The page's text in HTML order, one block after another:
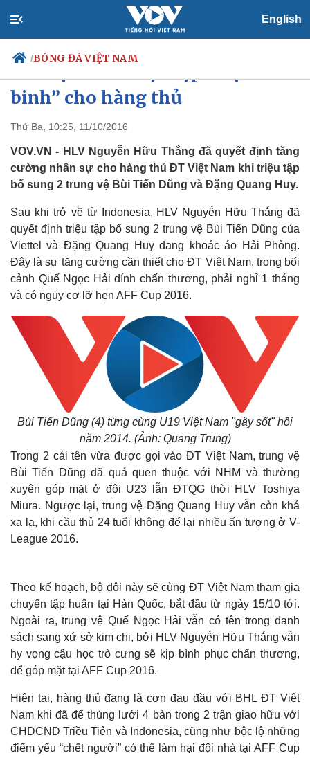
English
/BÓNG ĐÁ VIỆT NAM
Chính trị
Đảng
Tổ chức nhân sự
Quốc hội
Nhận diện sự thật
Tin 24h
Dự báo thời tiết
Giáo dục
Dấu ấn VOV
Việc làm
Biển đảo
binh” cho hàng thủ
Thứ Ba, 10:25, 11/10/2016
VOV.VN - HLV Nguyễn Hữu Thắng đã quyết định tăng
cường nhân sự cho hàng thủ ĐT Việt Nam khi triệu tập
bổ sung 2 trung vệ Bùi Tiến Dũng và Đặng Quang Huy.
Sau khi trở về từ Indonesia, HLV Nguyễn Hữu Thắng đã
quyết định triệu tập bổ sung 2 trung vệ Bùi Tiến Dũng của
Viettel và Đặng Quang Huy đang khoác áo Hải Phòng.
Đây là sự tăng cường cần thiết cho ĐT Việt Nam, trong bối
cảnh Quế Ngọc Hải dính chấn thương, phải nghỉ 1 tháng
và có nguy cơ lỡ hẹn AFF Cup 2016.
Bùi Tiến Dũng (4) từng cùng U19 Việt Nam "gây sốt" hồi
năm 2014. (Ảnh: Quang Trung)
Trong 2 cái tên vừa được gọi vào ĐT Việt Nam, trung vệ
Bùi Tiến Dũng đã quá quen thuộc với NHM và thường
xuyên góp mặt ở đội U23 lẫn ĐTQG thời HLV Toshiya
Miura. Ngược lại, trung vệ Đặng Quang Huy vẫn còn khá
xa lạ, khi cầu thủ 24 tuổi không để lại nhiều ấn tượng ở V-
League 2016.
Theo kế hoạch, bộ đôi này sẽ cùng ĐT Việt Nam tham gia
chuyến tập huấn tại Hàn Quốc, bắt đầu từ ngày 15/10 tới.
Ngoài ra, trung vệ Quế Ngọc Hải vẫn có tên trong danh
sách sang xứ sở kim chi, bởi HLV Nguyễn Hữu Thắng vẫn
hy vọng cậu học trò cưng sẽ kịp bình phục chấn thương,
để góp mặt tại AFF Cup 2016.
Hiện tại, hàng thủ đang là cơn đau đầu với BHL ĐT Việt
Nam khi đã để thủng lưới 4 bàn trong 2 trận giao hữu với
CHDCND Triều Tiên và Indonesia, cũng như bộc lộ những
điểm yếu “chết người” có thể làm hại đội nhà tại AFF Cup